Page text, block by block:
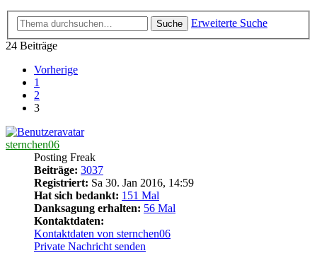
Suche
Erweiterte Suche
24 Beiträge
Vorherige
1
2
3
sternchen06
Posting Freak
Beiträge: 3037
Registriert: Sa 30. Jan 2016, 14:59
Hat sich bedankt: 151 Mal
Danksagung erhalten: 56 Mal
Kontaktdaten:
Kontaktdaten von sternchen06
Private Nachricht senden